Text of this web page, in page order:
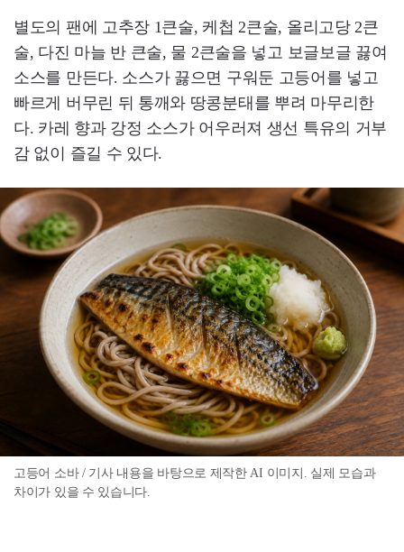
별도의 팬에 고추장 1큰술, 케첩 2큰술, 올리고당 2큰
술, 다진 마늘 반 큰술, 물 2큰술을 넣고 보글보글 끓여
소스를 만든다. 소스가 끓으면 구워둔 고등어를 넣고
빠르게 버무린 뒤 통깨와 땅콩분태를 뿌려 마무리한
다. 카레 향과 강정 소스가 어우러져 생선 특유의 거부
감 없이 즐길 수 있다.
고등어 소바 / 기사 내용을 바탕으로 제작한 AI 이미지. 실제 모습과
차이가 있을 수 있습니다.